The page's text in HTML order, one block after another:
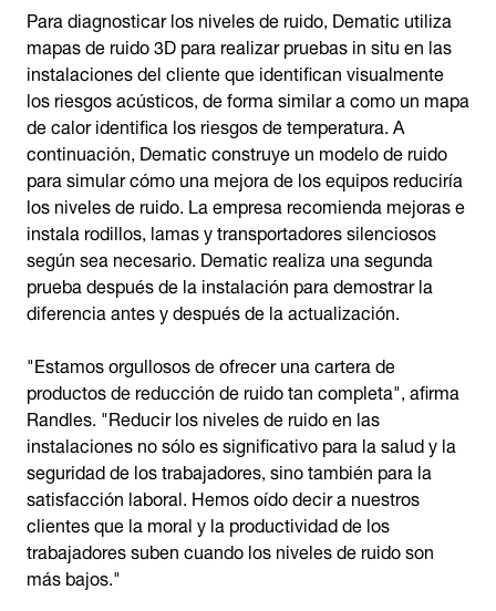
Para diagnosticar los niveles de ruido, Dematic utiliza
mapas de ruido 3D para realizar pruebas in situ en las
instalaciones del cliente que identifican visualmente
los riesgos acústicos, de forma similar a como un mapa
de calor identifica los riesgos de temperatura. A
continuación, Dematic construye un modelo de ruido
para simular cómo una mejora de los equipos reduciría
los niveles de ruido. La empresa recomienda mejoras e
instala rodillos, lamas y transportadores silenciosos
según sea necesario. Dematic realiza una segunda
prueba después de la instalación para demostrar la
diferencia antes y después de la actualización.
"Estamos orgullosos de ofrecer una cartera de
productos de reducción de ruido tan completa", afirma
Randles. "Reducir los niveles de ruido en las
instalaciones no sólo es significativo para la salud y la
seguridad de los trabajadores, sino también para la
satisfacción laboral. Hemos oído decir a nuestros
clientes que la moral y la productividad de los
trabajadores suben cuando los niveles de ruido son
más bajos."